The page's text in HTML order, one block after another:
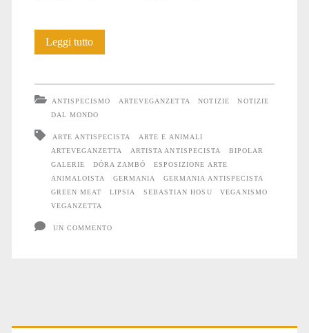
Leggi tuttoGreen
ANTISPECISMO ARTEVEGANZETTA NOTIZIE
NOTIZIE
DAL MONDO
ARTE ANTISPECISTA
ARTE E ANIMALI
ARTEVEGANZETTA
ARTISTA ANTISPECISTA
BIPOLAR
GALERIE
DÓRA ZAMBÓ
ESPOSIZIONE ARTE
ANIMALOISTA
GERMANIA
GERMANIA ANTISPECISTA
GREEN MEAT
LIPSIA SEBASTIAN HOSU
VEGANISMO
VEGANZETTA
UN COMMENTO